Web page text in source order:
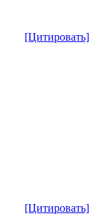
[Цитировать]
[Цитировать]